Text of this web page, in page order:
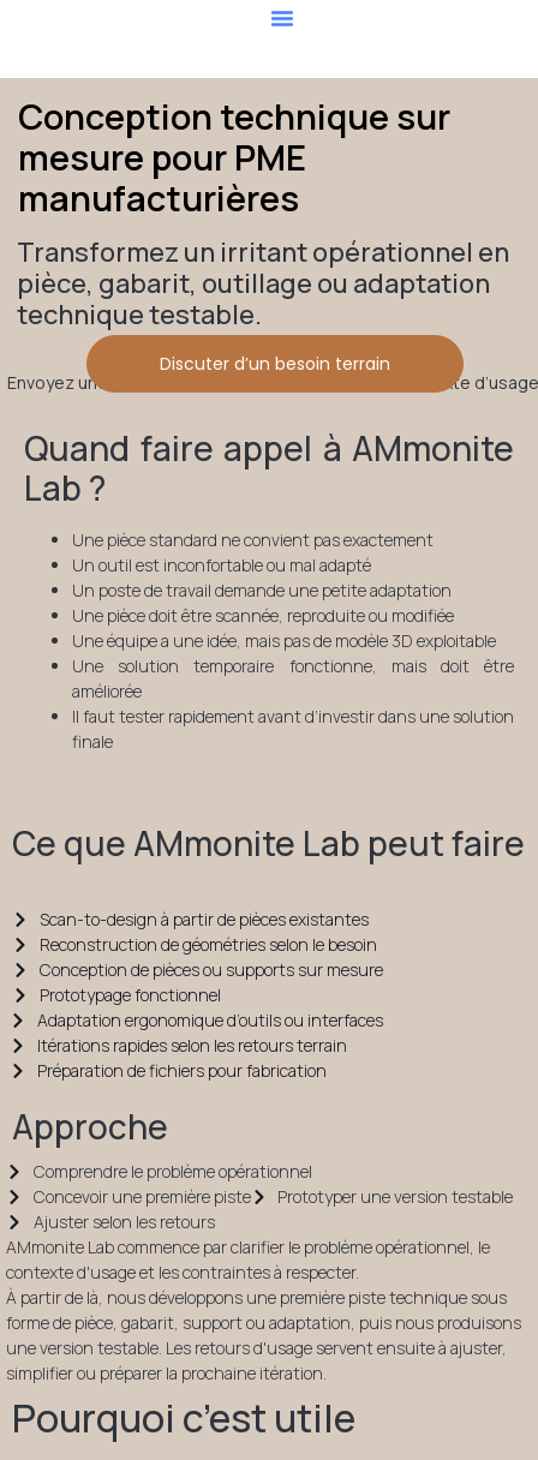
Conception technique sur
mesure pour PME
manufacturières
Transformez un irritant opérationnel en
pièce, gabarit, outillage ou adaptation
technique testable.
Discuter d’un besoin terrain
Envoyez une photo, une description courte et le contexte
Quand faire appel à AMmonite
Lab ?
Une pièce standard ne convient pas exactement
Un outil est inconfortable ou mal adapté
Un poste de travail demande une petite adaptation
Une pièce doit être scannée, reproduite ou modifiée
Une équipe a une idée, mais pas de modèle 3D exploitable
Une solution temporaire fonctionne, mais doit être
améliorée
Il faut tester rapidement avant d’investir dans une solution
finale
Ce que AMmonite Lab peut faire
Scan-to-design à partir de pièces existantes
Reconstruction de géométries selon le besoin
Conception de pièces ou supports sur mesure
Prototypage fonctionnel
Adaptation ergonomique d’outils ou interfaces
Itérations rapides selon les retours terrain
Préparation de fichiers pour fabrication
Approche
Comprendre le problème opérationnel
Concevoir une première piste
Prototyper une version testable
Ajuster selon les retours
AMmonite Lab commence par clarifier le problème opérationnel, le
contexte d'usage et les contraintes à respecter.
À partir de là, nous développons une première piste technique sous
forme de pièce, gabarit, support ou adaptation, puis nous produisons
une version testable. Les retours d'usage servent ensuite à ajuster,
simplifier ou préparer la prochaine itération.
Pourquoi c’est utile